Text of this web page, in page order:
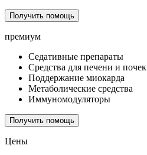
Получить помощь
премиум
Седативные препараты
Средства для печени и почек
Поддержание миокарда
Метаболические средства
Иммуномодуляторы
Получить помощь
Цены